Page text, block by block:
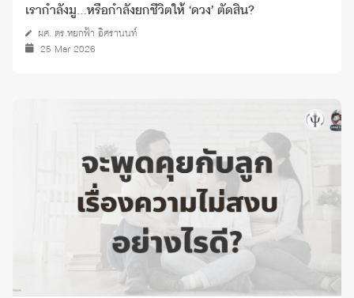
เรากำลังมู…หรือกำลังยกชีวิตให้ ‘ดวง’ ตัดสิน?
ผศ. ดร.หยกฟ้า อิศรานนท์
25 Mar 2026